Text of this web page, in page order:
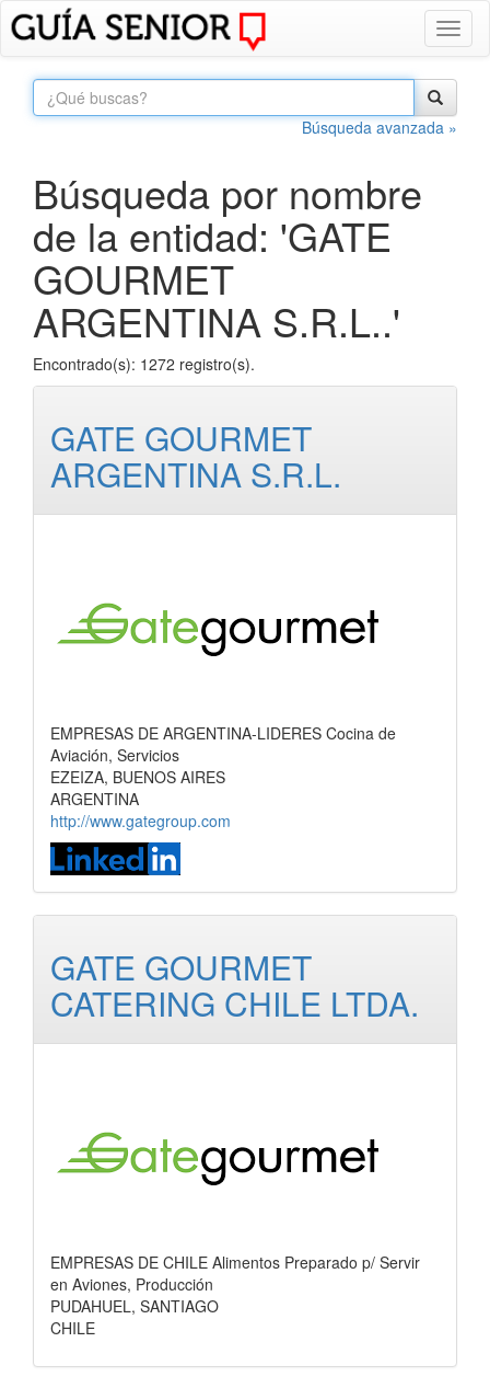
Búsqueda avanzada »
Búsqueda por nombre
de la entidad: 'GATE
GOURMET
ARGENTINA S.R.L..'
Encontrado(s): 1272 registro(s).
GATE GOURMET
ARGENTINA S.R.L.
EMPRESAS DE ARGENTINA-LIDERES Cocina de
Aviación, Servicios
EZEIZA, BUENOS AIRES
ARGENTINA
http://www.gategroup.com
GATE GOURMET
CATERING CHILE LTDA.
EMPRESAS DE CHILE Alimentos Preparado p/ Servir
en Aviones, Producción
PUDAHUEL, SANTIAGO
CHILE